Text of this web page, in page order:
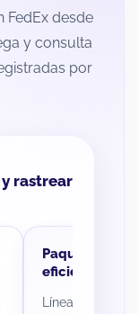
FedEx desde
y consulta
por
rastrear
Paquetería y
eficiente
Líneas fuertes